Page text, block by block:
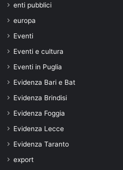
enti pubblici
europa
Eventi
Eventi e cultura
Eventi in Puglia
Evidenza Bari e Bat
Evidenza Brindisi
Evidenza Foggia
Evidenza Lecce
Evidenza Taranto
export